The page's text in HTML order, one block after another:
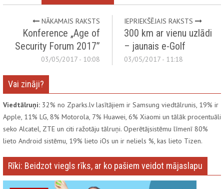
NĀKAMAIS RAKSTS
Konference „Age of
Security Forum 2017”
03/05/2017 - 10:08
IEPRIEKŠĒJAIS RAKSTS
300 km ar vienu uzlādi
– jaunais e-Golf
03/05/2017 - 11:18
Vai zināji?
Viedtālruņi: 32% no Zparks.lv lasītājiem ir Samsung viedtālrunis, 19% ir
Apple, 11% LG, 8% Motorola, 7% Huawei, 6% Xiaomi un tālāk procentuāli
seko Alcatel, ZTE un citi ražotāju tālruņi. Operētājsistēmu līmenī 80%
lieto Android sistēmu, 19% lieto iOs un ir neliels %, kas lieto Tizen.
Rīki: Beidzot viegls rīks, ar ko pašiem veidot mājaslapu